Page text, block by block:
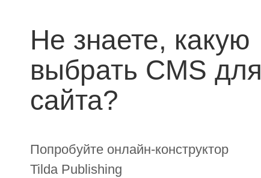
Не знаете, какую
выбрать CMS для
сайта?
Попробуйте онлайн-конструктор
Tilda Publishing